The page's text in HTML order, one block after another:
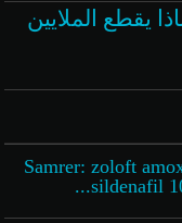
يقطع الملايين
Samrer: zoloft
sildenafil